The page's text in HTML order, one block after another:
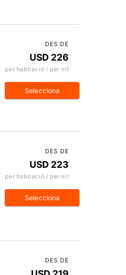
DES DE
USD 226
per habitació / per nit
Selecciona
DES DE
USD 223
per habitació / per nit
Selecciona
DES DE